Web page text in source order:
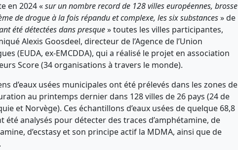
en 2024 «sur un nombre record de 128 villes européennes, brosse
de drogue à la fois répandu et complexe, les six substances» de
été détectées dans presque» toutes les villes participantes,
Alexis Goosdeel, directeur de l’Agence de l’Union
(EUDA, ex-EMCDDA), qui a réalisé le projet en association
Score (34 organisations à travers le monde).
d’eaux usées municipales ont été prélevés dans les zones de
au printemps dernier dans 128 villes de 26 pays (24 de
et Norvège). Ces échantillons d’eaux usées de quelque 68,8
été analysés pour détecter des traces d’amphétamine, de
d’ecstasy et son principe actif la MDMA, ainsi que de